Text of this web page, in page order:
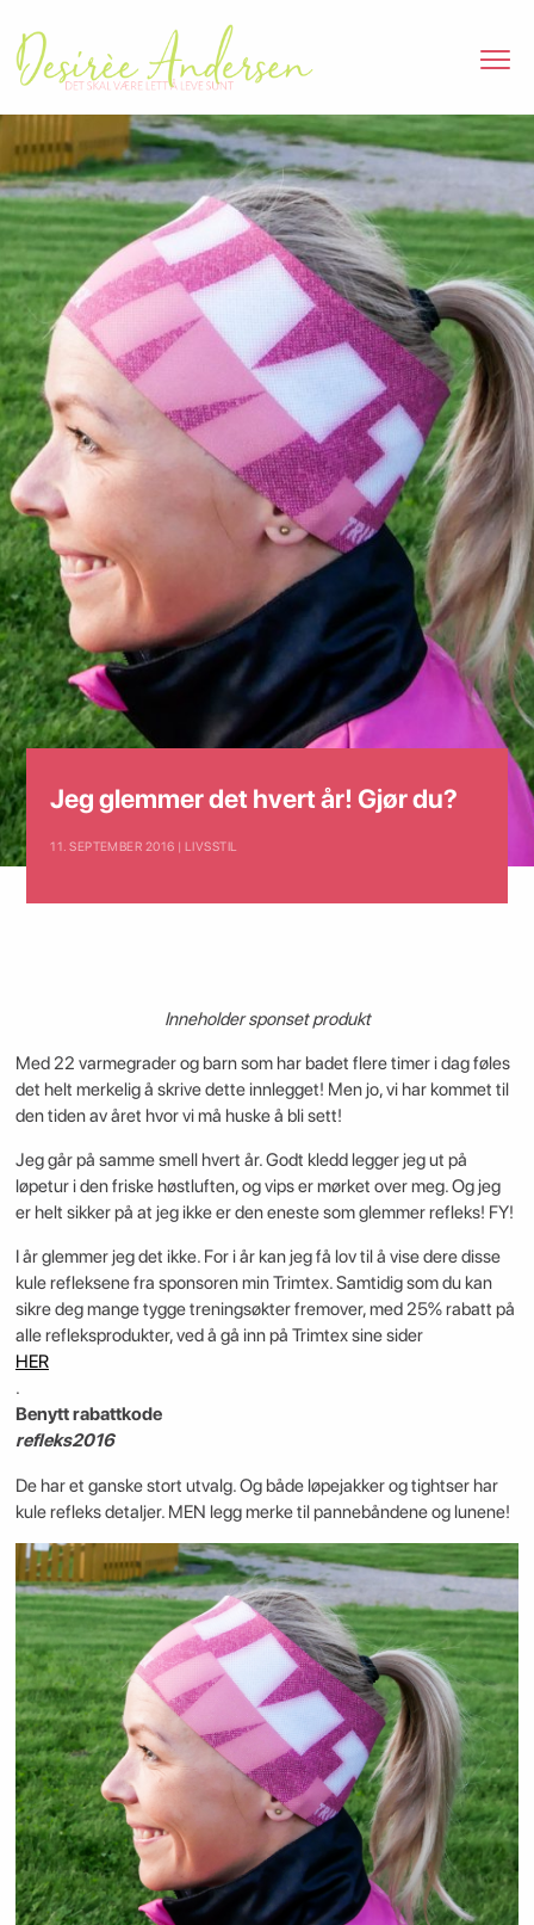
Jeg glemmer det hvert år! Gjør du?
11. SEPTEMBER 2016 | LIVSSTIL
Inneholder sponset produkt
Med 22 varmegrader og barn som har badet flere timer i dag føles
det helt merkelig å skrive dette innlegget! Men jo, vi har kommet til
den tiden av året hvor vi må huske å bli sett!
Jeg går på samme smell hvert år. Godt kledd legger jeg ut på
løpetur i den friske høstluften, og vips er mørket over meg. Og jeg
er helt sikker på at jeg ikke er den eneste som glemmer refleks! FY!
I år glemmer jeg det ikke. For i år kan jeg få lov til å vise dere disse
kule refleksene fra sponsoren min Trimtex. Samtidig som du kan
sikre deg mange tygge treningsøkter fremover, med 25% rabatt på
alle refleksprodukter, ved å gå inn på Trimtex sine sider
HER
.
Benytt rabattkode
refleks2016
De har et ganske stort utvalg. Og både løpejakker og tightser har
kule refleks detaljer. MEN legg merke til pannebåndene og lunene!